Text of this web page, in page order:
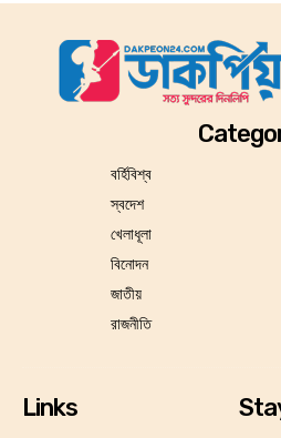
বর্হিবিশ্ব
স্বদেশ
খেলাধূলা
বিনোদন
জাতীয়
রাজনীতি
Links